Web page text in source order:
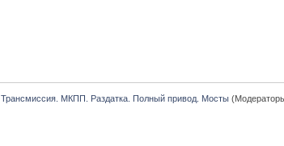
Трансмиссия. МКПП. Раздатка. Полный привод. Мосты